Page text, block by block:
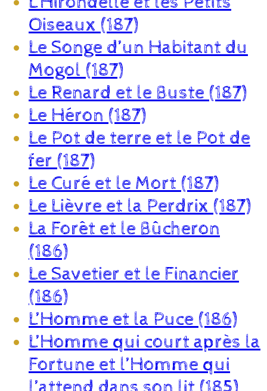
Oiseaux (187)
Le Songe d’un Habitant du
Mogol (187)
Le Renard et le Buste (187)
Le Héron (187)
Le Pot de terre et le Pot de
fer (187)
Le Curé et le Mort (187)
Le Lièvre et la Perdrix (187)
La Forêt et le Bûcheron
(186)
Le Savetier et le Financier
(186)
L’Homme et la Puce (186)
L’Homme qui court après la
Fortune et l’Homme qui